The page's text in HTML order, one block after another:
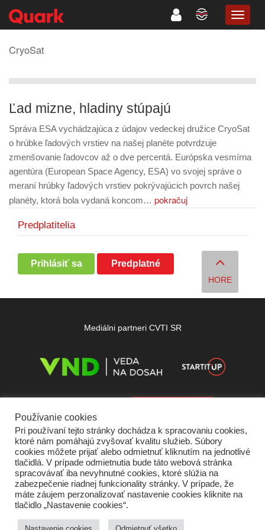
CryoSat
Ľad mizne, hladiny stúpajú
Správa ESA vychádzajúca z údajov vedeckej družice CryoSat
o hrúbke ľadových vrstiev na našej planéte potvrdzuje
zmenšovanie ľadovcov až o dve percentá. Európska vesmírna
agentúra (European Space Agency, ESA) vo svojej správe o
meraní hrúbky ľadových vrstiev pokrývajúcich povrch našej
planéty, ktorá bola vydaná koncom… pokračuj
Predplatitelia
Prihlásiť sa Predplatné
HORE
Mediálni partneri CVTI SR
Domov O nás Kontakt Vydavateľ
Podmienky používania
Ochrana súkromia Štatút súťaží
Používanie cookies
Pri používaní tejto stránky dochádza k spracovaniu cookies,
ktoré nám pomáhajú zvyšovať kvalitu služieb. Súbory
cookies môžete prijať alebo odmietnuť kliknutím na jednotlivé
tlačidlá. V prípade odmietnutia bude táto webová stránka
spracovávať iba nevyhnutné cookies, ktoré slúžia na
zabezpečenie riadnej funkcionality stránky. V prípade, že
máte záujem perzonalizovať nastavenie cookies kliknite na
tlačidlo „Nastavenie cookies“.